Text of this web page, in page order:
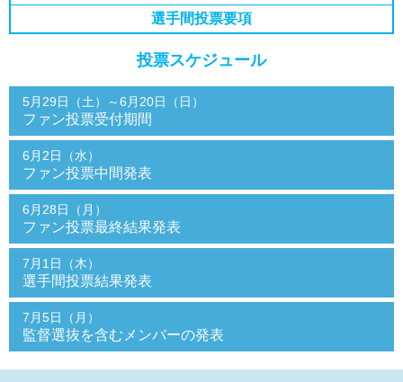
選手間投票要項
投票スケジュール
5月29日（土）～6月20日（日）
ファン投票受付期間
6月2日（水）
ファン投票中間発表
6月28日（月）
ファン投票最終結果発表
7月1日（木）
選手間投票結果発表
7月5日（月）
監督選抜を含むメンバーの発表